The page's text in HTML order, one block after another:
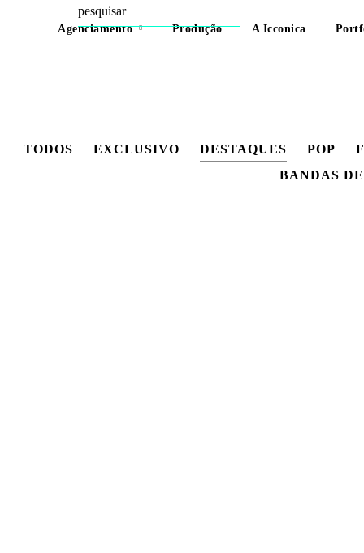
Agenciamento Produção A Icconica
TODOS EXCLUSIVO DESTAQUES POP
BANDAS